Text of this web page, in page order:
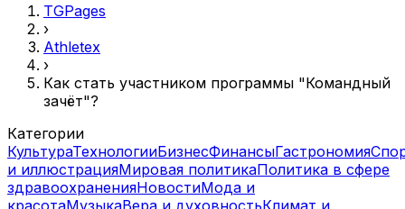
TGPages
›
Athletex
›
Как стать участником программы "Командный
зачёт"?
Категории
КультураТехнологииБизнесФинансыГастрономия
и иллюстрацияМировая политикаПолитика в сфере
здравоохраненияНовостиМода и
красотаМузыкаВера и духовностьКлимат и